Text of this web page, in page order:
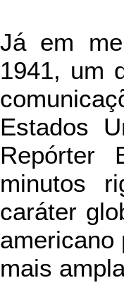
Já em
1941, um
Estados
Repórter
minutos
caráter
americano
mais